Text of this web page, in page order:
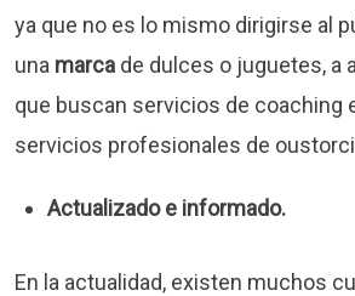
ya que no es lo mismo dirigirse al
una marca de dulces o juguetes, a
que buscan servicios de coaching
servicios profesionales de
Actualizado e informado.
En la actualidad, existen muchos